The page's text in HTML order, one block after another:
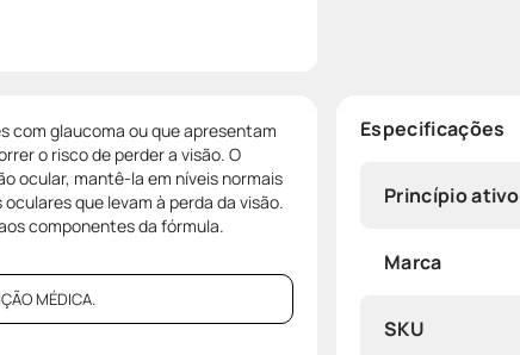
com glaucoma ou que apresentam
o risco de perder a visão. O
ocular, mantê-la em níveis normais
que levam à perda da visão.
componentes da fórmula.
MÉDICA.
Especificações
Princípio ativo
Marca
SKU